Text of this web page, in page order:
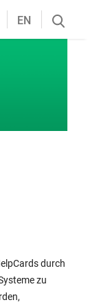
EN
Search
durch
zu